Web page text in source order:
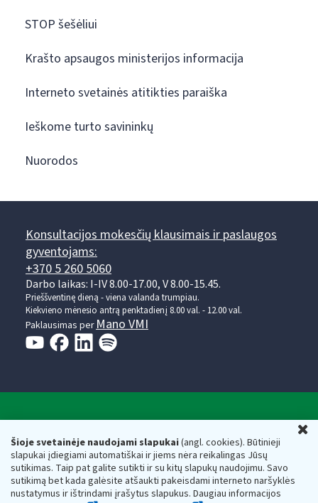
Šioje svetainėje naudojami slapukai(angl. cookies). Būtinieji
slapukai įdiegiami automatiškai ir jiems nėra reikalingas Jūsų
sutikimas. Taip pat galite sutikti ir su kitų slapukų naudojimu. Savo
sutikimą bet kada galėsite atšaukti pakeisdami interneto naršyklės
nustatymus ir ištrindami įrašytus slapukus. Daugiau informacijos
STOP šešėliui
Krašto apsaugos ministerijos informacija
Interneto svetainės atitikties paraiška
Ieškome turto savininkų
Nuorodos
Konsultacijos mokesčių klausimais ir paslaugos
gyventojams:
+370 5 260 5060
Darbo laikas: I-IV 8.00-17.00, V 8.00-15.45.
Prieššventinę dieną - viena valanda trumpiau.
Kiekvieno mėnesio antrą penktadienį 8.00 val. - 12.00 val.
Paklausimas per Mano VMI
Respublikos finansų ministerijos
Biudžetinė įstaiga. Juridinio asmens kodas — 188659752,
adresas: Vasario 16-osios g. 14, 01107 Vilnius, Lietuva, el.paštas:
vmi@vmi.lt, E. pristatymo dėžutės adresas 188659752
Duomenys apie Valstybinę mokesčių inspekciją prie Lietuvos